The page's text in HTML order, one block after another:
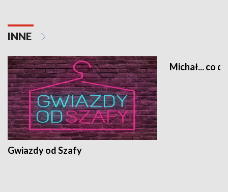
INNE
Gwiazdy od Szafy
Michał... co